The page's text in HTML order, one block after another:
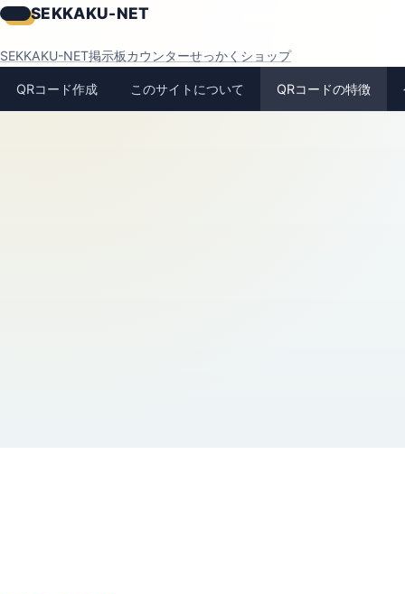
SEKKAKU-NET
SEKKAKU-NET掲示板カウンターせっかくショップ
QRコード作成 このサイトについて QRコードの特徴